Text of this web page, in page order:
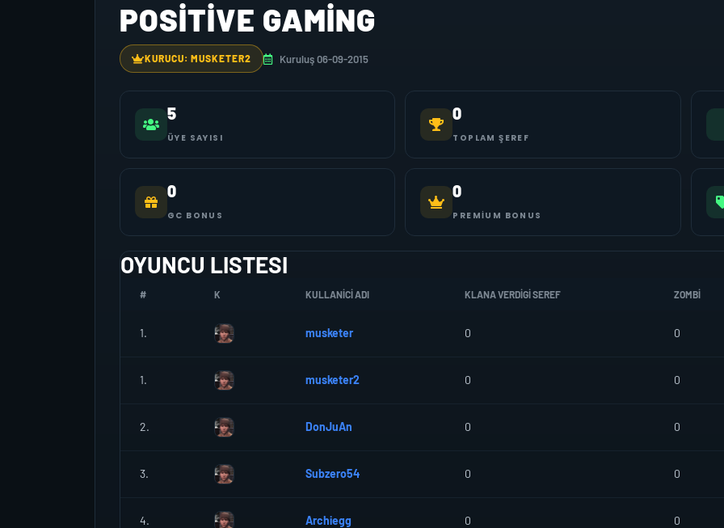
POSİTİVE GAMİNG
KURUCU: MUSKETER2 Kuruluş 06-09-2015
5
ÜYE SAYISI
0
TOPLAM ŞEREF
0
GC BONUS
0
PREMIUM BONUS
OYUNCU LISTESI
# K KULLANICI ADI KLANA VERDIGI SEREF ZOMBI
1. musketer 0 0
1. musketer2 0 0
2. DonJuAn 0 0
3. Subzero54 0 0
4. Archiegg 0 0